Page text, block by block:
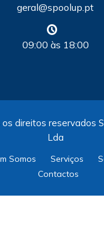
geral@spoolup.pt
09:00 às 18:00
direitos reservados
Lda
Somos Serviços
Contactos